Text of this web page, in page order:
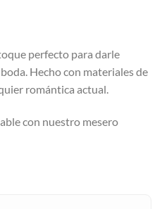
perfecto para darle
Hecho con materiales de
romántica actual.
con nuestro mesero